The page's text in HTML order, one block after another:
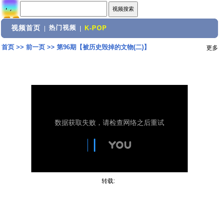
视频首页 热门视频 K-POP
首页>> 前一页>> 第96期【被历史毁掉的文物(二)】 更多
转载: